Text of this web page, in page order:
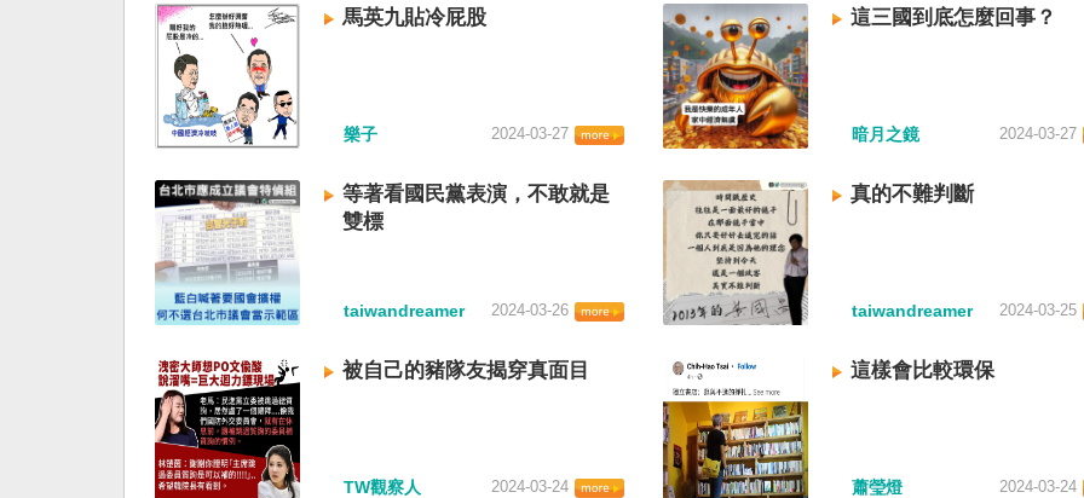
馬英九貼冷屁股
樂子 2024-03-27
這三國到底怎麼回事？
暗月之鏡 2024-03-27
等著看國民黨表演，不敢就是
雙標
taiwandreamer 2024-03-26
真的不難判斷
taiwandreamer 2024-03-25
被自己的豬隊友揭穿真面目
TW觀察人 2024-03-24
這樣會比較環保
蕭瑩燈 2024-03-24